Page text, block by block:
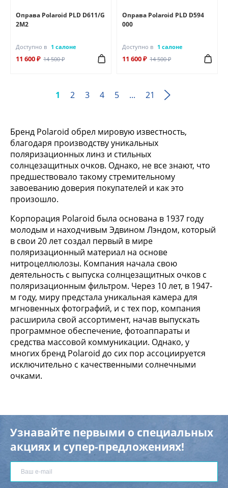
Оправа Polaroid PLD D611/G
2M2
Доступно в 1 салоне
11 600 ₽ 14 500 ₽
Оправа Polaroid PLD D594
000
Доступно в 1 салоне
11 600 ₽ 14 500 ₽
1 2 3 4 5 ... 21
Бренд Polaroid обрел мировую известность,
благодаря производству уникальных
поляризационных линз и стильных
солнцезащитных очков. Однако, не все знают, что
предшествовало такому стремительному
завоеванию доверия покупателей и как это
произошло.
Корпорация Polaroid была основана в 1937 году
молодым и находчивым Эдвином Лэндом, который
в свои 20 лет создал первый в мире
поляризационный материал на основе
нитроцеллюлозы. Компания начала свою
деятельность с выпуска солнцезащитных очков с
поляризационным фильтром. Через 10 лет, в 1947-
м году, миру предстала уникальная камера для
мгновенных фотографий, и с тех пор, компания
расширила свой ассортимент, начав выпускать
программное обеспечение, фотоаппараты и
средства массовой коммуникации. Однако, у
многих бренд Polaroid до сих пор ассоциируется
исключительно с качественными солнечными
очками.
Узнавайте первыми о специальных
акциях и супер-предложениях!